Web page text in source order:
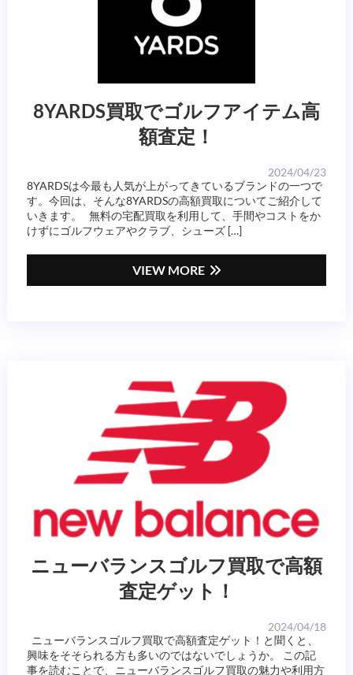
8YARDS買取でゴルフアイテム高
額査定！
2024/04/23
8YARDSは今最も人気が上がってきているブランドの一つで
す。今回は、そんな8YARDSの高額買取についてご紹介して
いきます。 無料の宅配買取を利用して、手間やコストをか
けずにゴルフウェアやクラブ、シューズ […]
VIEW MORE
ニューバランスゴルフ買取で高額
査定ゲット！
2024/04/18
ニューバランスゴルフ買取で高額査定ゲット！と聞くと、
興味をそそられる方も多いのではないでしょうか。 この記
事を読むことで、ニューバランスゴルフ買取の魅力や利用方